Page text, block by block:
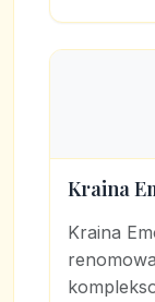
Kraina
Kraina